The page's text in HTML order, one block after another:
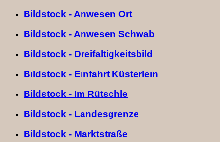
Bildstock - Anwesen Ort
Bildstock - Anwesen Schwab
Bildstock - Dreifaltigkeitsbild
Bildstock - Einfahrt Küsterlein
Bildstock - Im Rütschle
Bildstock - Landesgrenze
Bildstock - Marktstraße